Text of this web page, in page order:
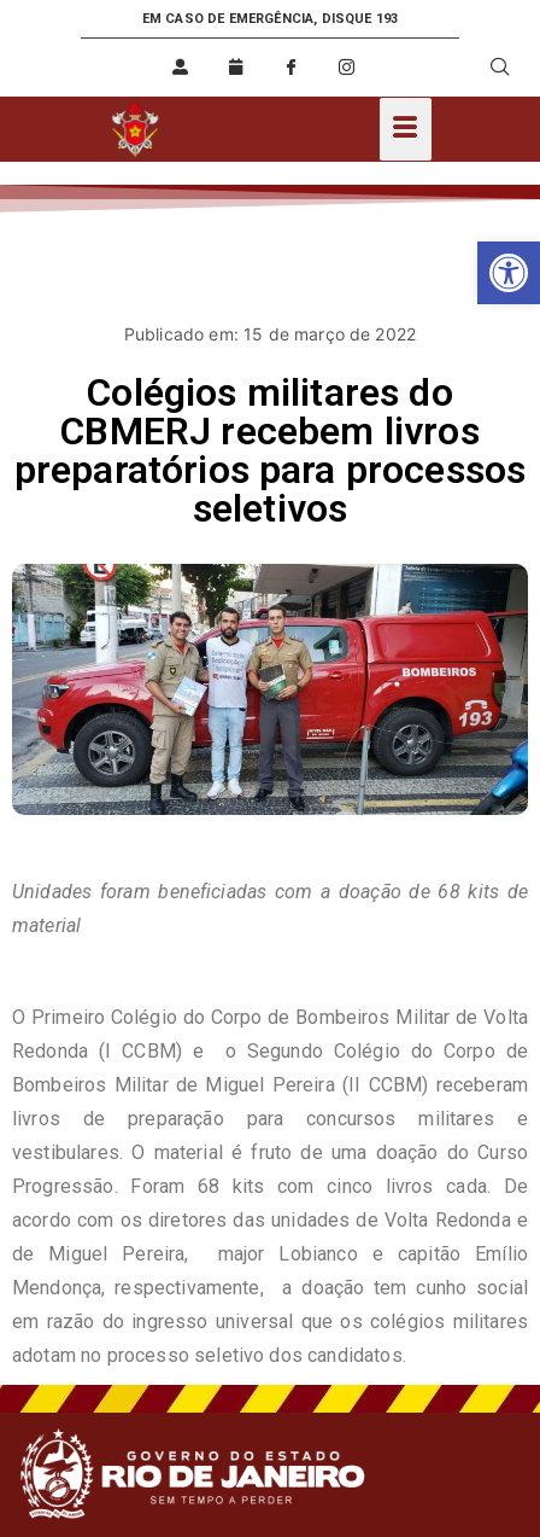
EM CASO DE EMERGÊNCIA, DISQUE 193
Publicado em: 15 de março de 2022
Colégios militares do
CBMERJ recebem livros
preparatórios para processos
seletivos
Unidades foram beneficiadas com a doação de 68 kits de
material
O Primeiro Colégio do Corpo de Bombeiros Militar de Volta
Redonda (I CCBM) e o Segundo Colégio do Corpo de
Bombeiros Militar de Miguel Pereira (II CCBM) receberam
livros de preparação para concursos militares e
vestibulares. O material é fruto de uma doação do Curso
Progressão. Foram 68 kits com cinco livros cada. De
acordo com os diretores das unidades de Volta Redonda e
de Miguel Pereira, major Lobianco e capitão Emílio
Mendonça, respectivamente, a doação tem cunho social
em razão do ingresso universal que os colégios militares
adotam no processo seletivo dos candidatos.